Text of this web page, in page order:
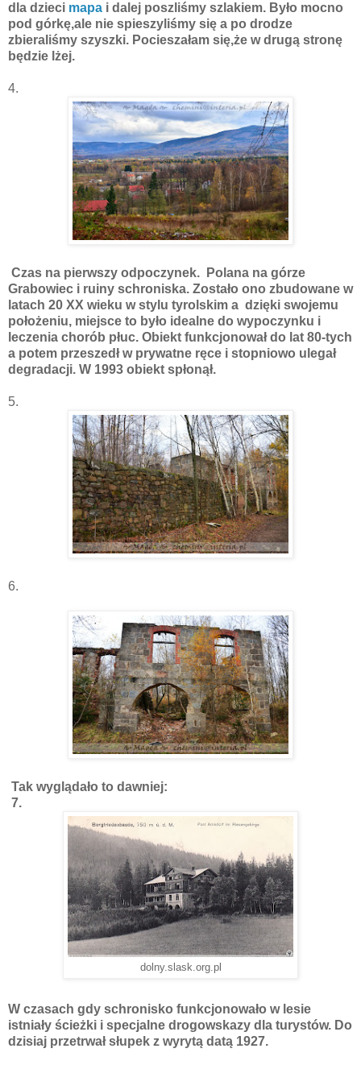
dla dzieci mapa i dalej poszliśmy szlakiem. Było mocno
pod górkę,ale nie spieszyliśmy się a po drodze
zbieraliśmy szyszki. Pocieszałam się,że w drugą stronę
będzie lżej.
4.
Czas na pierwszy odpoczynek.
Polana na górze
Grabowiec i ruiny schroniska. Zostało ono zbudowane w
latach 20 XX wieku w stylu tyrolskim a dzięki swojemu
położeniu, miejsce to było idealne do wypoczynku i
leczenia chorób płuc. Obiekt funkcjonował do lat 80-tych
a potem przeszedł w prywatne ręce i stopniowo ulegał
degradacji. W 1993 obiekt spłonął.
5.
6.
Tak wyglądało to dawniej:
7.
dolny.slask.org.pl
W czasach gdy schronisko funkcjonowało w lesie
istniały ścieżki i specjalne drogowskazy dla turystów. Do
dzisiaj przetrwał słupek z wyrytą datą 1927.